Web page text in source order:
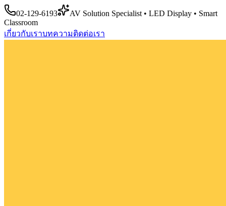
02-129-6193
AV Solution Specialist • LED Display • Smart
Classroom
เกี่ยวกับเราบทความติดต่อเรา